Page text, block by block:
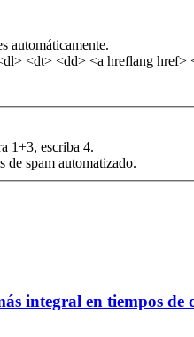
automáticamente.
<dt> <dd> <a hreflang
1+3, escriba 4.
de spam automatizado.
integral en tiempos de